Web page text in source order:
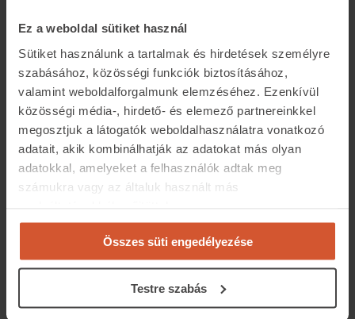
Ez a weboldal sütiket használ
Sütiket használunk a tartalmak és hirdetések személyre
szabásához, közösségi funkciók biztosításához,
valamint weboldalforgalmunk elemzéséhez. Ezenkívül
közösségi média-, hirdető- és elemező partnereinkkel
megosztjuk a látogatók weboldalhasználatra vonatkozó
adatait, akik kombinálhatják az adatokat más olyan
adatokkal, amelyeket a felhasználók adtak meg
számukra vagy az általuk használt más
Összes süti engedélyezése
Testre szabás
Fontos azonban, hogy egy-egy település lakosságszám-
változásánál nemcsak a be- és kiköltözésekről van szó,
hanem a népesség természetes alakulásáról: azaz a
születések és halálozások különbsége, valamint az
egyéb okokból történő lakcím-bejelentkezések is
szerepelnek az adatokban.
Kapcsolódó cikkek